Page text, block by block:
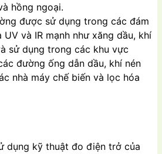
hồng ngoại.
được sử dụng trong các đám
và IR mạnh như xăng dầu, khí
sử dụng trong các khu vực
đường ống dẫn dầu, khí nén
nhà máy chế biến và lọc hóa
dụng kỹ thuật đo điện trở của